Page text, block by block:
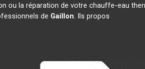
ou la réparation de votre chauffe-eau
de Gaillon. Ils propos